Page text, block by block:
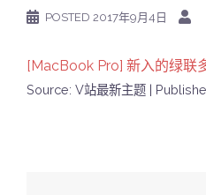
POSTED 2017年9月4日
[MacBook Pro] 新入的绿联
Source: V站最新主题